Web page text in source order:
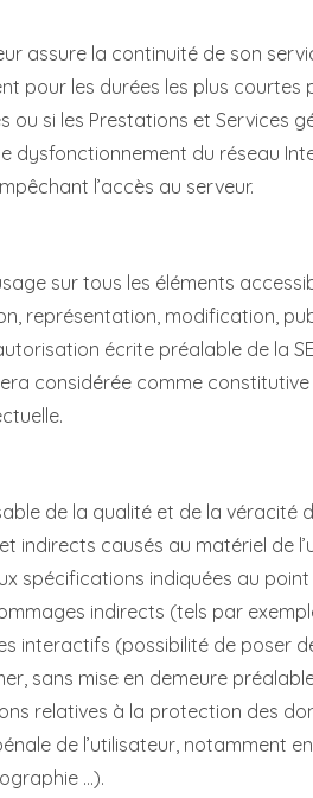
assure la continuité de son
pour les durées les plus
si les Prestations et Services
dysfonctionnement du réseau
l’accès au serveur.
sur tous les éléments
représentation, modification,
écrite préalable de la
considérée comme
de la qualité et de la véracité
causés au matériel de
spécifications indiquées au point
indirects (tels par
interactifs (possibilité de poser
sans mise en demeure
relatives à la protection des
de l’utilisateur, notamment
…).